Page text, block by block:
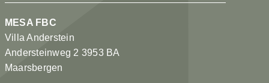
MESA FBC
Villa Anderstein
Andersteinweg 2 3953 BA
Maarsbergen